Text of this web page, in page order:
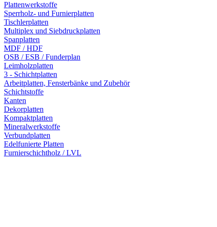
Plattenwerkstoffe
Sperrholz- und Furnierplatten
Tischlerplatten
Multiplex und Siebdruckplatten
Spanplatten
MDF / HDF
OSB / ESB / Funderplan
Leimholzplatten
3 - Schichtplatten
Arbeitplatten, Fensterbänke und Zubehör
Schichtstoffe
Kanten
Dekorplatten
Kompaktplatten
Mineralwerkstoffe
Verbundplatten
Edelfunierte Platten
Furnierschichtholz / LVL